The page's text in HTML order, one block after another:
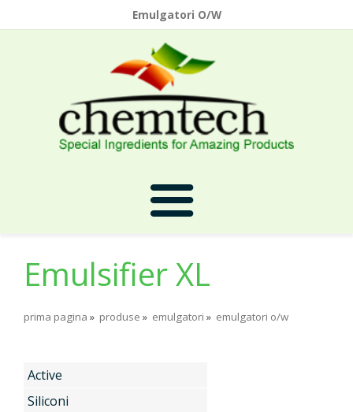
Emulgatori O/W
Prima Pagina
Emulsifier XL
prima pagina » produse » emulgatori » emulgatori o/w
Active
Siliconi